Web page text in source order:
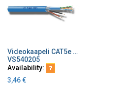
Add to Cart
Videokaapeli CAT5e + 2x0,5 sininen LSZH/Eca
VS540205
Availability:
3,46€